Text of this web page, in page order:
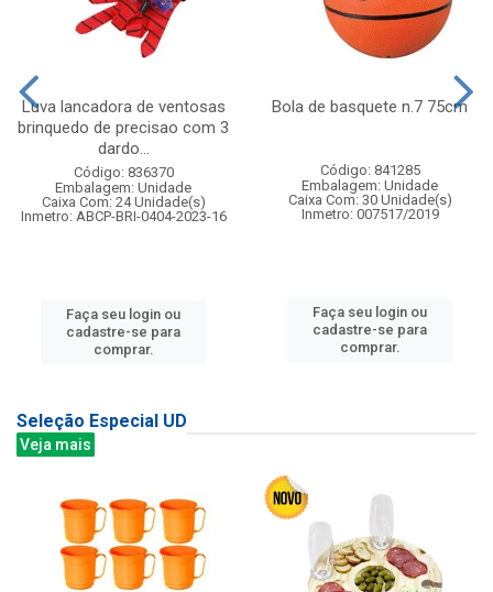
Luva lancadora de ventosas
brinquedo de precisao com 3
dardo...
Código: 836370
Embalagem: Unidade
Caixa Com: 24 Unidade(s)
Inmetro: ABCP-BRI-0404-2023-16
Faça seu login ou
cadastre-se para
comprar.
Bola de basquete n.7 75cm
Código: 841285
Embalagem: Unidade
Caixa Com: 30 Unidade(s)
Inmetro: 007517/2019
Faça seu login ou
cadastre-se para
comprar.
Seleção Especial UD
Veja mais